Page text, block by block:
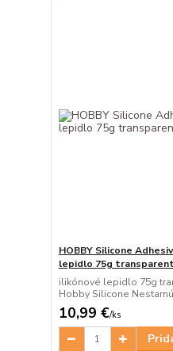
HOBBY Silicone
lepidlo 75g
ilikónové lepidlo 75g
Hobby Silicone
10,99 €/ks